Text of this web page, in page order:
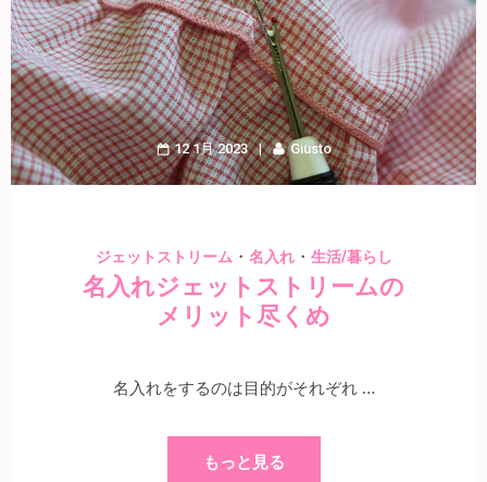
12 1月 2023 Giusto
ジェットストリーム・ 名入れ・ 生活/暮らし
名入れジェットストリームの
メリット尽くめ
名入れをするのは目的がそれぞれ …
もっと見る